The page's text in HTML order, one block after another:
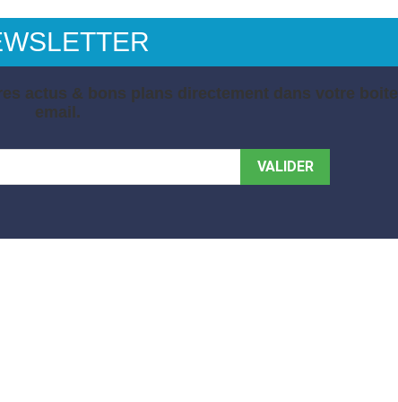
actus & bons plans directement dans votre boite
email.